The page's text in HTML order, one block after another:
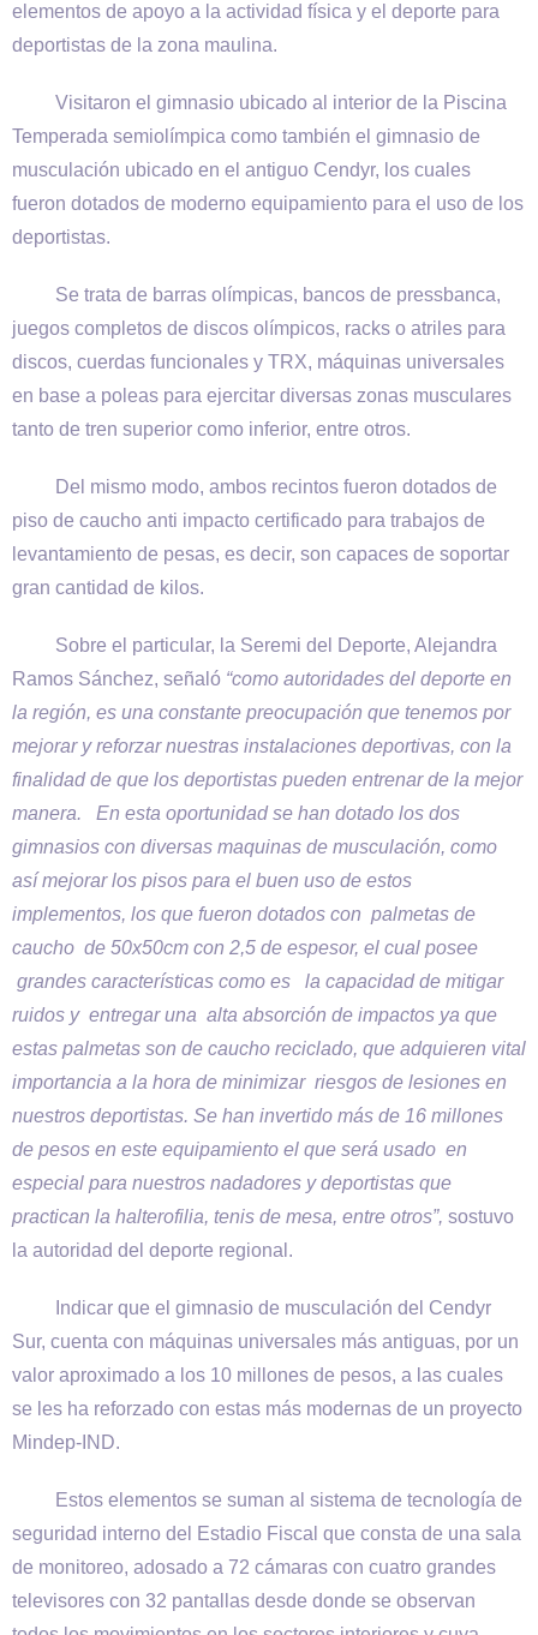
elementos de apoyo a la actividad física y el deporte para
deportistas de la zona maulina.
Visitaron el gimnasio ubicado al interior de la Piscina
Temperada semiolímpica como también el gimnasio de
musculación ubicado en el antiguo Cendyr, los cuales
fueron dotados de moderno equipamiento para el uso de los
deportistas.
Se trata de barras olímpicas, bancos de pressbanca,
juegos completos de discos olímpicos, racks o atriles para
discos, cuerdas funcionales y TRX, máquinas universales
en base a poleas para ejercitar diversas zonas musculares
tanto de tren superior como inferior, entre otros.
Del mismo modo, ambos recintos fueron dotados de
piso de caucho anti impacto certificado para trabajos de
levantamiento de pesas, es decir, son capaces de soportar
gran cantidad de kilos.
Sobre el particular, la Seremi del Deporte, Alejandra
Ramos Sánchez, señaló “como autoridades del deporte en
la región, es una constante preocupación que tenemos por
mejorar y reforzar nuestras instalaciones deportivas, con la
finalidad de que los deportistas pueden entrenar de la mejor
manera. En esta oportunidad se han dotado los dos
gimnasios con diversas maquinas de musculación, como
así mejorar los pisos para el buen uso de estos
implementos, los que fueron dotados con palmetas de
caucho de 50x50cm con 2,5 de espesor, el cual posee
grandes características como es la capacidad de mitigar
ruidos y entregar una alta absorción de impactos ya que
estas palmetas son de caucho reciclado, que adquieren vital
importancia a la hora de minimizar riesgos de lesiones en
nuestros deportistas. Se han invertido más de 16 millones
de pesos en este equipamiento el que será usado en
especial para nuestros nadadores y deportistas que
practican la halterofilia, tenis de mesa, entre otros”, sostuvo
la autoridad del deporte regional.
Indicar que el gimnasio de musculación del Cendyr
Sur, cuenta con máquinas universales más antiguas, por un
valor aproximado a los 10 millones de pesos, a las cuales
se les ha reforzado con estas más modernas de un proyecto
Mindep-IND.
Estos elementos se suman al sistema de tecnología de
seguridad interno del Estadio Fiscal que consta de una sala
de monitoreo, adosado a 72 cámaras con cuatro grandes
televisores con 32 pantallas desde donde se observan